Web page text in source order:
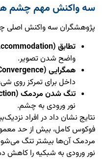
سه واکنش مهم چشم
پژوهشگران سه واکنش اصلی
تطابق (Accommodation):
واضح شدن تصویر.
همگرایی (Convergence):
داخل برای تمرکز روی
تنگ شدن مردمک (Pupil constriction):
نور ورودی به چشم.
نتایج نشان داد در افراد
فوکوس کامل، بیش از حد
مردمک آن‌ها بیشتر تنگ
نور ورودی به شبکیه را کاهش